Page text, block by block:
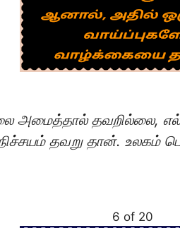
அமைத்தால் தவறில்லை,
தவறு தான். உலகம்
6 of 20